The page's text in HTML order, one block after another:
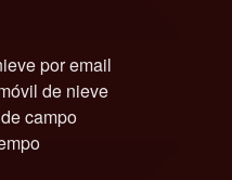
por email
de nieve
campo